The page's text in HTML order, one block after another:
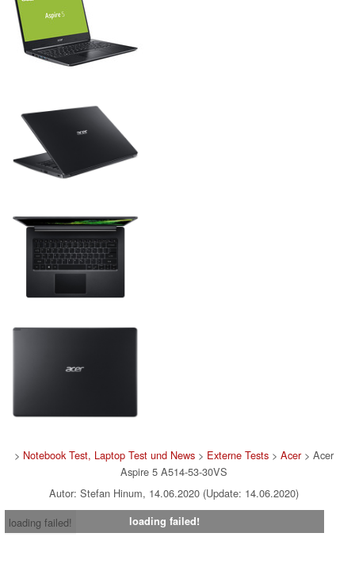
> Notebook Test, Laptop Test und News> Externe Tests> Acer> Acer
Aspire 5 A514-53-30VS
Autor: Stefan Hinum, 14.06.2020 (Update: 14.06.2020)
loading failed!
loading failed!